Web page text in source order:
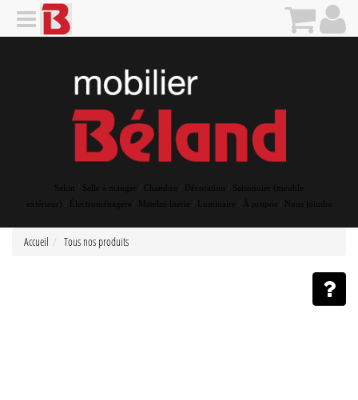
Salon Salle à manger Décoration
Saisonnier (meuble
extérieur)
Matelas-literie Luminaire Nous joindre
Accueil Tous nos produits